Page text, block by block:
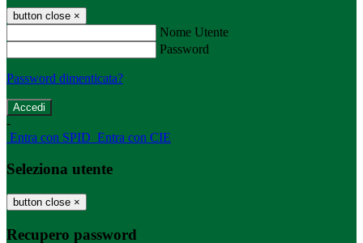
button close ×
Nome Utente
Password
Password dimenticata?
-
Entra con SPID Entra con CIE
Seleziona utente
button close ×
Recupero password